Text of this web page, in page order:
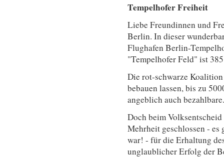
Tempelhofer Freiheit
Liebe Freundinnen und
Berlin. In dieser
Flughafen Berlin-
"Tempelhofer Feld" ist
Die rot-schwarze
bebauen lassen, bis zu
angeblich auch bezahlbare.
Doch beim
Mehrheit geschlossen -
war! - für die Erhaltung
unglaublicher Erfolg der